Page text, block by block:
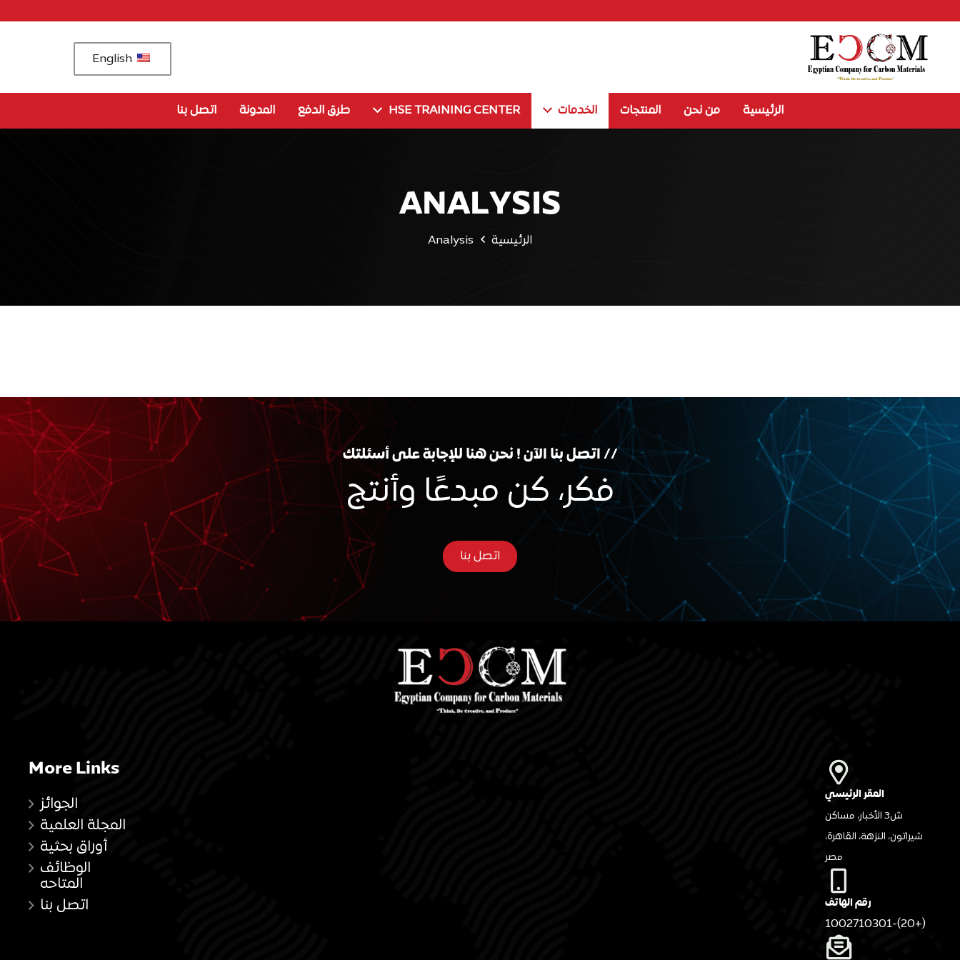
الرئيسية من نحن المنتجات الخدمات HSE TRAINING CENTER طرق الدفع المدونة اتصل بنا
ANALYSIS
الرئيسية Analysis
// اتصل بنا الآن ! نحن هنا للإجابة على أسئلتك
فكر، كن مبدعًا وأنتج
اتصل بنا
المقر الرئيسي
ش3 الأخبار، مساكن
شيراتون، النزهة، القاهرة،
مصر
رقم الهاتف
(+20)-1002710301
More Links
الجوائز
المجلة العلمية
أوراق بحثية
الوظائف
المتاحه
اتصل بنا